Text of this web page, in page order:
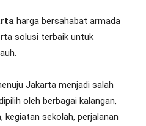
harga bersahabat armada
solusi terbaik untuk
Jakarta menjadi salah
oleh berbagai kalangan,
sekolah, perjalanan